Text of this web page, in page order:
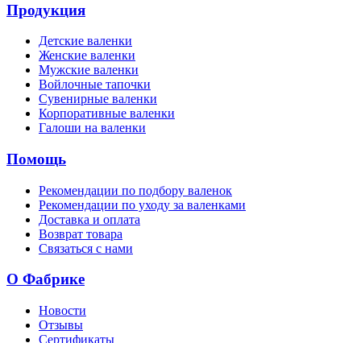
Продукция
Детские валенки
Женские валенки
Мужские валенки
Войлочные тапочки
Сувенирные валенки
Корпоративные валенки
Галоши на валенки
Помощь
Рекомендации по подбору валенок
Рекомендации по уходу за валенками
Доставка и оплата
Возврат товара
Связаться с нами
О Фабрике
Новости
Отзывы
Сертификаты